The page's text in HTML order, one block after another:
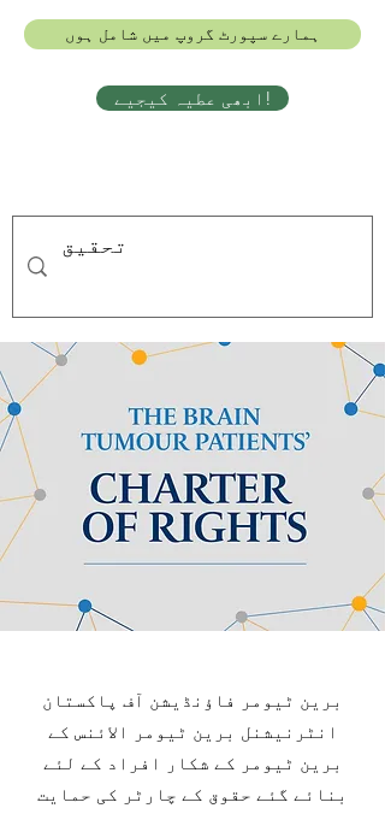
ہمارے سپورٹ گروپ میں شامل ہوں
ابھی عطیہ کیجیے!
برین ٹیومر فاؤنڈیشن آف پاکستان
انٹرنیشنل برین ٹیومر الائنس کے
برین ٹیومر کے شکار افراد کے لئے
بنائے گئے حقوق کے چارٹر کی حمایت